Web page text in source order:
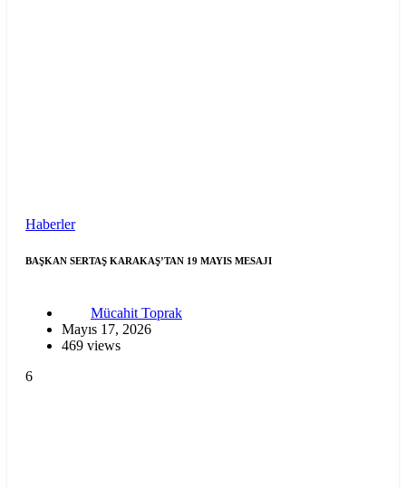
Haberler
BAŞKAN SERTAŞ KARAKAŞ’TAN 19 MAYIS MESAJI
Mücahit Toprak
Mayıs 17, 2026
469 views
6